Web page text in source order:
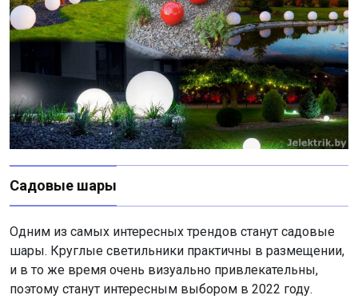
Садовые шары
Одним из самых интересных трендов станут садовые
шары. Круглые светильники практичны в размещении,
и в то же время очень визуально привлекательны,
поэтому станут интересным выбором в 2022 году.